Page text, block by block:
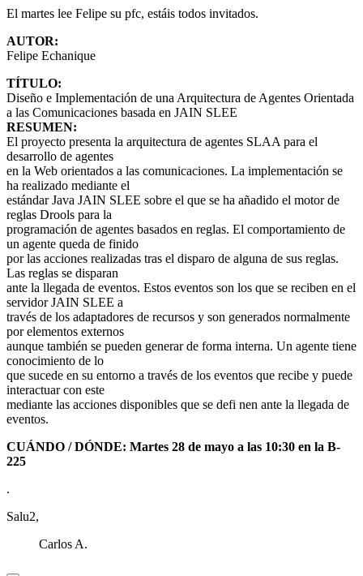
El martes lee Felipe su pfc, estáis todos invitados.
AUTOR:
Felipe Echanique
TÍTULO:
Diseño e Implementación de una Arquitectura de Agentes Orientada
a las Comunicaciones basada en JAIN SLEE
RESUMEN:
El proyecto presenta la arquitectura de agentes SLAA para el
desarrollo de agentes
en la Web orientados a las comunicaciones. La implementación se
ha realizado mediante el
estándar Java JAIN SLEE sobre el que se ha añadido el motor de
reglas Drools para la
programación de agentes basados en reglas. El comportamiento de
un agente queda de finido
por las acciones realizadas tras el disparo de alguna de sus reglas.
Las reglas se disparan
ante la llegada de eventos. Estos eventos son los que se reciben en el
servidor JAIN SLEE a
través de los adaptadores de recursos y son generados normalmente
por elementos externos
aunque también se pueden generar de forma interna. Un agente tiene
conocimiento de lo
que sucede en su entorno a través de los eventos que recibe y puede
interactuar con este
mediante las acciones disponibles que se defi nen ante la llegada de
eventos.
CUÁNDO / DÓNDE: Martes 28 de mayo a las 10:30 en la B-
225
.
Salu2,
Carlos A.